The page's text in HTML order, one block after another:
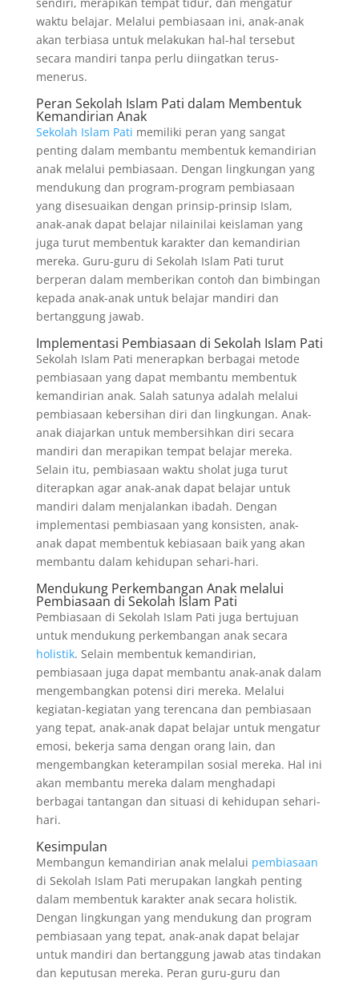
waktu belajar. Melalui pembiasaan ini, anak-anak
akan terbiasa untuk melakukan hal-hal tersebut
secara mandiri tanpa perlu diingatkan terus-
menerus.
Peran Sekolah Islam Pati dalam Membentuk
Kemandirian Anak
Sekolah Islam Pati memiliki peran yang sangat
penting dalam membantu membentuk kemandirian
anak melalui pembiasaan. Dengan lingkungan yang
mendukung dan program-program pembiasaan
yang disesuaikan dengan prinsip-prinsip Islam,
anak-anak dapat belajar nilainilai keislaman yang
juga turut membentuk karakter dan kemandirian
mereka. Guru-guru di Sekolah Islam Pati turut
berperan dalam memberikan contoh dan bimbingan
kepada anak-anak untuk belajar mandiri dan
bertanggung jawab.
Implementasi Pembiasaan di Sekolah Islam Pati
Sekolah Islam Pati menerapkan berbagai metode
pembiasaan yang dapat membantu membentuk
kemandirian anak. Salah satunya adalah melalui
pembiasaan kebersihan diri dan lingkungan. Anak-
anak diajarkan untuk membersihkan diri secara
mandiri dan merapikan tempat belajar mereka.
Selain itu, pembiasaan waktu sholat juga turut
diterapkan agar anak-anak dapat belajar untuk
mandiri dalam menjalankan ibadah. Dengan
implementasi pembiasaan yang konsisten, anak-
anak dapat membentuk kebiasaan baik yang akan
membantu dalam kehidupan sehari-hari.
Mendukung Perkembangan Anak melalui
Pembiasaan di Sekolah Islam Pati
Pembiasaan di Sekolah Islam Pati juga bertujuan
untuk mendukung perkembangan anak secara
holistik. Selain membentuk kemandirian,
pembiasaan juga dapat membantu anak-anak dalam
mengembangkan potensi diri mereka. Melalui
kegiatan-kegiatan yang terencana dan pembiasaan
yang tepat, anak-anak dapat belajar untuk mengatur
emosi, bekerja sama dengan orang lain, dan
mengembangkan keterampilan sosial mereka. Hal ini
akan membantu mereka dalam menghadapi
berbagai tantangan dan situasi di kehidupan sehari-
hari.
Kesimpulan
Membangun kemandirian anak melalui pembiasaan
di Sekolah Islam Pati merupakan langkah penting
dalam membentuk karakter anak secara holistik.
Dengan lingkungan yang mendukung dan program
pembiasaan yang tepat, anak-anak dapat belajar
untuk mandiri dan bertanggung jawab atas tindakan
dan keputusan mereka. Peran guru-guru dan